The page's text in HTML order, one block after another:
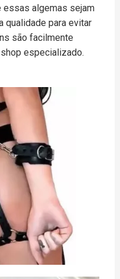
essas algemas sejam
qualidade para evitar
são facilmente
especializado.